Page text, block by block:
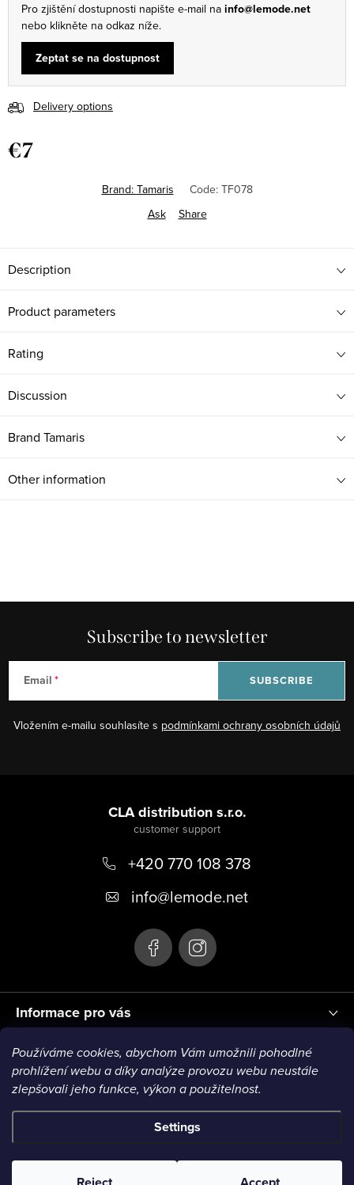
Používáme cookies, abychom Vám umožnili pohodlné
prohlížení webu a díky analýze provozu webu neustále
zlepšovali jeho funkce, výkon a použitelnost.
Settings
Pro zjištění dostupnosti napište e-mail na info@lemode.net
nebo klikněte na odkaz níže.
Zeptat se na dostupnost
Delivery options
€7
Brand: Tamaris Code: TF078
Ask
Share
Description
Product parameters
Rating
Discussion
Brand Tamaris
Other information
Subscribe to newsletter
Email
Vložením e-mailu souhlasíte s podmínkami ochrany osobních údajů
SUBSCRIBE
Informace pro vás
CLA distribution s.r.o.
+420 770 108 378
info@lemode.net
Blog
Copyright 2026Le Mode. All rights reserved.